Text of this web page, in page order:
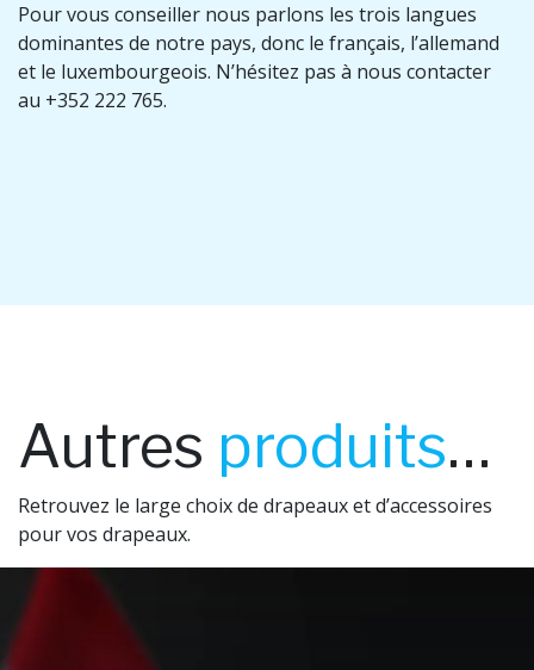
Pour vous conseiller nous parlons les trois langues
dominantes de notre pays, donc le français, l’allemand
et le luxembourgeois. N’hésitez pas à nous contacter
au +352 222 765.
Autres produits…
Retrouvez le large choix de drapeaux et d’accessoires
pour vos drapeaux.